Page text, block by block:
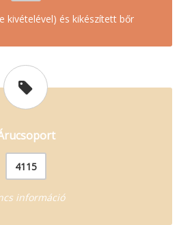
kivételével) és kikészített bőr
4115
információ